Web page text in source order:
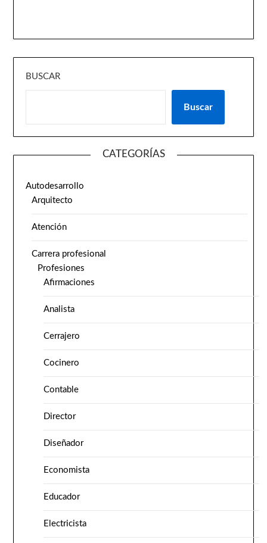
BUSCAR
Buscar
CATEGORÍAS
Autodesarrollo
Arquitecto
Atención
Carrera profesional
Profesiones
Afirmaciones
Analista
Cerrajero
Cocinero
Contable
Director
Diseñador
Economista
Educador
Electricista